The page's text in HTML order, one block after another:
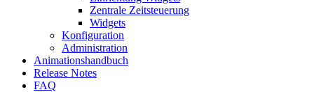
Zentrale Zeitsteuerung
Widgets
Konfiguration
Administration
Animationshandbuch
Release Notes
FAQ